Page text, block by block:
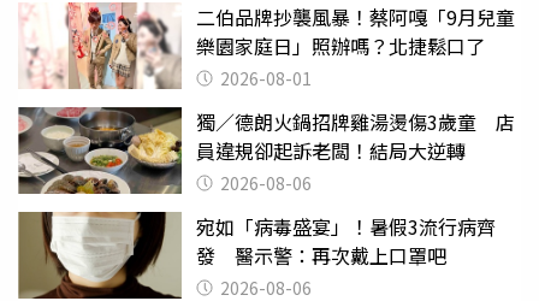
二伯品牌抄襲風暴！蔡阿嘎「9月兒童
樂園家庭日」照辦嗎？北捷鬆口了
2026-08-01
獨／德朗火鍋招牌雞湯燙傷3歲童 店
員違規卻起訴老闆！結局大逆轉
2026-08-06
宛如「病毒盛宴」！暑假3流行病齊
發 醫示警：再次戴上口罩吧
2026-08-06